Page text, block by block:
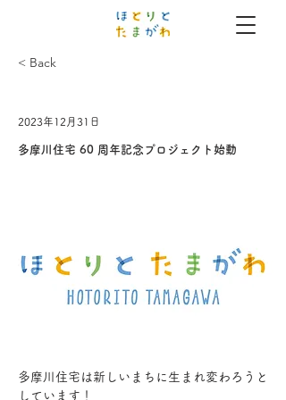
< Back
2023年12月31日
多摩川住宅 60 周年記念プロジェクト始動
多摩川住宅は新しいまちに生まれ変わろうと
しています！